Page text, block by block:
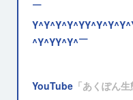
￣
^Y^YY^Y^￣
YouTube 「あくぽん生